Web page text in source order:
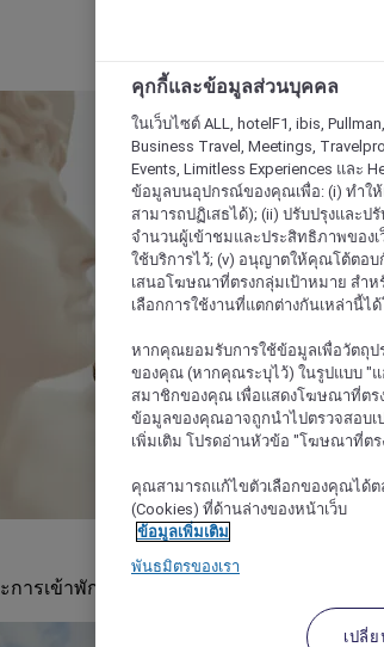
ารเข้าพักแต่ละครั้งของเมอร์เคียวเป็นเอกลัก
คุกกี้และข้อมูลส่วนบุคคล
ในเว็บไซต์ ALL, hotelF1, ibis,
Business Travel, Meetings,
Events, Limitless Experiences และ
ข้อมูลบนอุปกรณ์ของคุณเพื่อ: (i) ทำใ
สามารถปฏิเสธได้); (ii) ปรับปรุงและ
จำนวนผู้เข้าชมและประสิทธิภาพของ
ใช้บริการไว้; (v) อนุญาตให้คุณโต้ตอบ
เสนอโฆษณาที่ตรงกลุ่มเป้าหมาย สำ
เลือกการใช้งานที่แตกต่างกันเหล่านี้ไ
หากคุณยอมรับการใช้ข้อมูลเพื่อวัตถุป
ของคุณ (หากคุณระบุไว้) ในรูปแบบ "แ
สมาชิกของคุณ เพื่อแสดงโฆษณาที่ตร
ข้อมูลของคุณอาจถูกนำไปตรวจสอบ
เพิ่มเติม โปรดอ่านหัวข้อ "โฆษณาที่ต
คุณสามารถแก้ไขตัวเลือกของคุณได้ต
(Cookies) ที่ด้านล่างของหน้าเว็บ
ข้อมูลเพิ่มเติม
พันธมิตรของเรา
เปลี่